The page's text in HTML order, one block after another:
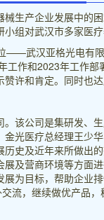
生产企业发展中的
组对武汉市多家医
——武汉亚格光电有
作和2023年工作
许和肯定。同时也
该公司是集研发、
光医疗总经理王少
史及近年来所做出
及营商环境等方面
为目标，帮助企业
流，继续做优产品